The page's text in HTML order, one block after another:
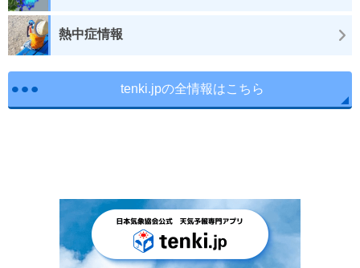
熱中症情報
tenki.jpの全情報はこちら